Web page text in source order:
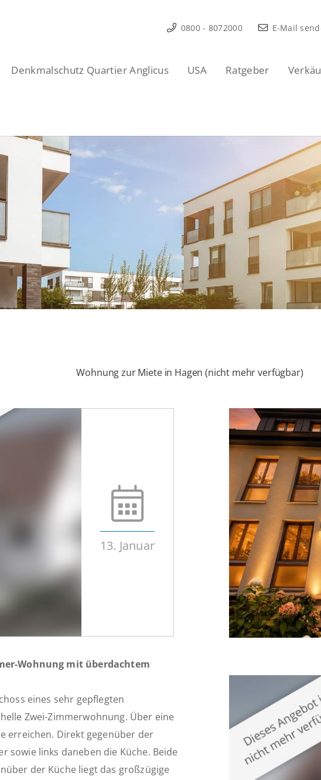
0800 - 8072000 E-Mail
Denkmalschutz Quartier Anglicus USA Ratgeber
Wohnung zur Miete in Hagen (nicht mehr verfügbar)
13. Januar
Wohnung mit überdachtem
eines sehr gepflegten
Zwei-Zimmerwohnung. Über eine
erreichen. Direkt gegenüber der
sowie links daneben die Küche. Beide
der Küche liegt das großzügige